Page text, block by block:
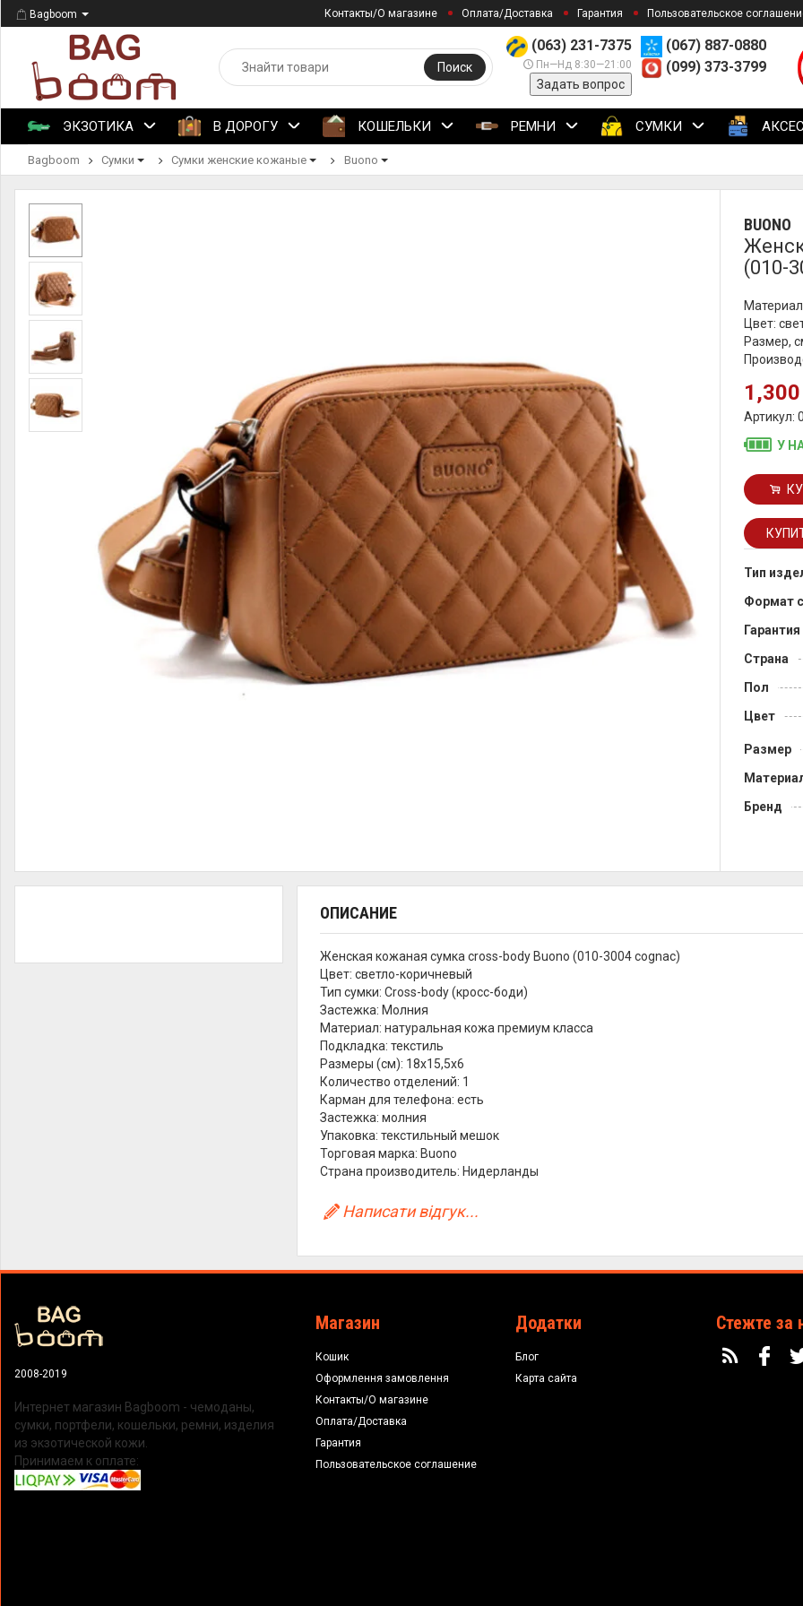
Bagboom Контакты/О магазине Оплата/Доставка Гарантия Пользовательское
(063) 231-7375
Пн—Нд 8:30—21:00
Задать вопрос
(067) 887-0880
(099) 373-3799
Поиск
ЭКЗОТИКА В ДОРОГУ КОШЕЛЬКИ РЕМНИ СУМКИ
Bagboom Сумки Сумки женские кожаные Buono
BUONO
(010-
Цвет:
Размер,
1,300
Артикул:
У
Тип
Формат
Гарантия
Страна
Пол
Цвет
Размер
Бренд
ОПИСАНИЕ
Женская кожаная сумка cross-body Buono (010-3004 cognac)
Цвет: светло-коричневый
Тип сумки: Cross-body (кросс-боди)
Застежка: Молния
Материал: натуральная кожа премиум класса
Подкладка: текстиль
Размеры (см): 18х15,5х6
Количество отделений: 1
Карман для телефона: есть
Застежка: молния
Упаковка: текстильный мешок
Торговая марка: Buono
Страна производитель: Нидерланды
Написати відгук...
2008-2019
Интернет магазин Bagboom - чемоданы,
сумки, портфели, кошельки, ремни, изделия
из экзотической кожи.
Принимаем к оплате:
Магазин
Кошик
Оформлення замовлення
Контакты/О магазине
Оплата/Доставка
Гарантия
Пользовательское соглашение
Додатки
Блог
Карта сайта
Стежте за